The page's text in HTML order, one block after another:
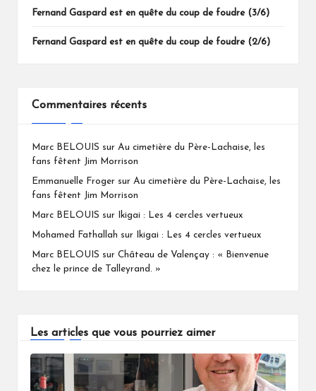
Fernand Gaspard est en quête du coup de foudre (3/6)
Fernand Gaspard est en quête du coup de foudre (2/6)
Commentaires récents
Marc BELOUIS sur Au cimetière du Père-Lachaise, les
fans fêtent Jim Morrison
Emmanuelle Froger sur Au cimetière du Père-Lachaise, les
fans fêtent Jim Morrison
Marc BELOUIS sur Ikigai : Les 4 cercles vertueux
Mohamed Fathallah sur Ikigai : Les 4 cercles vertueux
Marc BELOUIS sur Château de Valençay : « Bienvenue
chez le prince de Talleyrand. »
Les articles que vous pourriez aimer